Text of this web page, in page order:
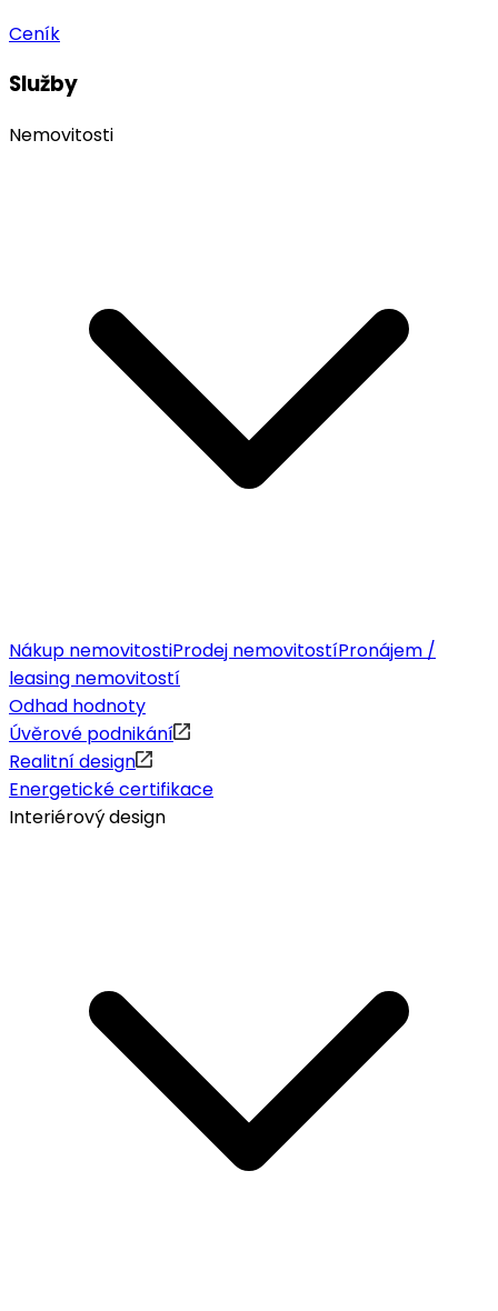
Ceník
Služby
Nemovitosti
Nákup nemovitostiProdej nemovitostíPronájem /
leasing nemovitostí
Odhad hodnoty
Úvěrové podnikání
Realitní design
Energetické certifikace
Interiérový design